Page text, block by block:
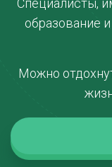
образование
Можно